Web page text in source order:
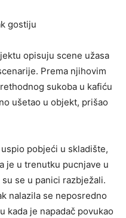
gostiju
opisuju scene užasa
Prema njihovim
sukoba u kafiću
ušetao u objekt, prišao
pobjeći u skladište,
je u trenutku pucnjave u
se u panici razbježali.
nalazila se neposredno
kada je napadač povukao